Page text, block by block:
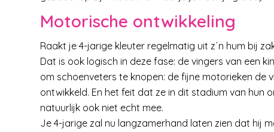
Motorische ontwikkeling
Raakt je 4-jarige kleuter regelmatig uit z´n hum bij
Dat is ook logisch in deze fase: de vingers van een
om schoenveters te knopen: de fijne motorieken de
ontwikkeld. En het feit dat ze in dit stadium van hun
natuurlijk ook niet echt mee.
Je 4-jarige zal nu langzamerhand laten zien dat hij